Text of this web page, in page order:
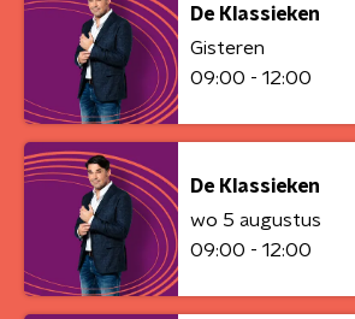
De Klassieken
Gisteren
09:00 - 12:00
De Klassieken
wo 5 augustus
09:00 - 12:00